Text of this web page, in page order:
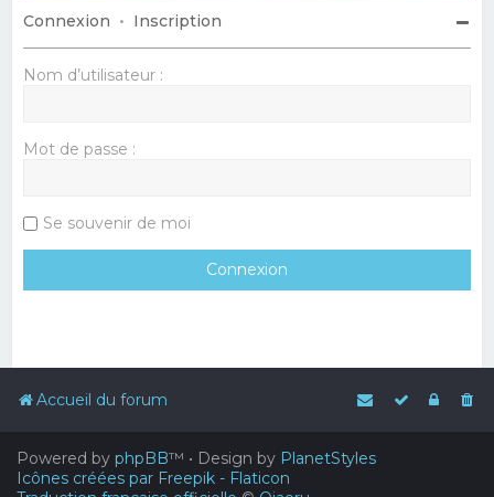
Connexion • Inscription
Nom d’utilisateur :
Mot de passe :
Se souvenir de moi
Accueil du forum
Powered by phpBB™ • Design by PlanetStyles
Icônes créées par Freepik - Flaticon